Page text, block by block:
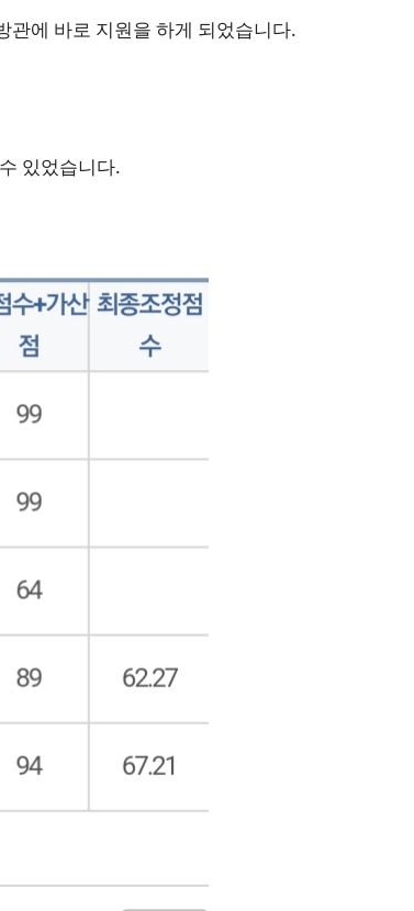
관에 바로 지원을 하게 되었습니다.
있었습니다.